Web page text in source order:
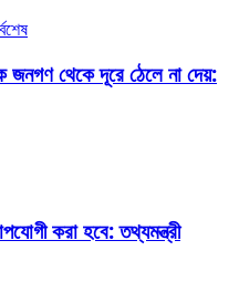
জনগণ থেকে দূরে ঠেলে না দেয়:
করা হবে: তথ্যমন্ত্রী